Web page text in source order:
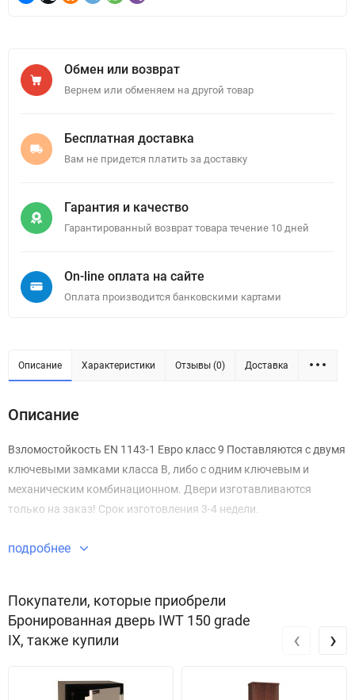
Обмен или возврат
Вернем или обменяем на другой товар
Бесплатная доставка
Вам не придется платить за доставку
Гарантия и качество
Гарантированный возврат товара течение 10 дней
On-line оплата на сайте
Оплата производится банковскими картами
Описание Характеристики Отзывы (0) Доставка
Описание
Взломостойкость EN 1143-1 Евро класс 9 Поставляются с двумя
ключевыми замками класса В, либо с одним ключевым и
механическим комбинационном. Двери изготавливаются
только на заказ! Срок изготовления 3-4 недели.
подробнее
Покупатели, которые приобрели
Бронированная дверь IWT 150 grade
IX, также купили
‹ ›